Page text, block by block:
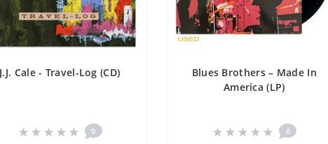
J.J. Cale - Travel-Log (CD)
0
Blues Brothers – Made In
America (LP)
0